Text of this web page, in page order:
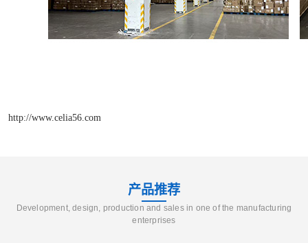
http://www.celia56.com
产品推荐
Development, design, production and sales in one of the manufacturing
enterprises